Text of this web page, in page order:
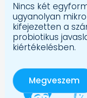
Nincs két
ugyanolyan
kifejezetten a
probiotikus
kiértékelésben.
Megveszem